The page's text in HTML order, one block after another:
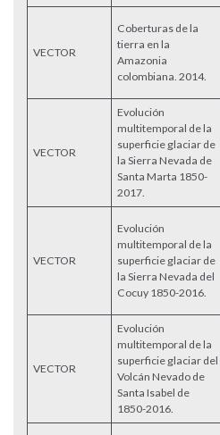
VECTOR
Coberturas de la
tierra en la
Amazonia
colombiana. 2014.
VECTOR
Evolución
multitemporal de la
superficie glaciar de
la Sierra Nevada de
Santa Marta 1850-
2017.
VECTOR
Evolución
multitemporal de la
superficie glaciar de
la Sierra Nevada del
Cocuy 1850-2016.
VECTOR
Evolución
multitemporal de la
superficie glaciar del
Volcán Nevado de
Santa Isabel de
1850-2016.